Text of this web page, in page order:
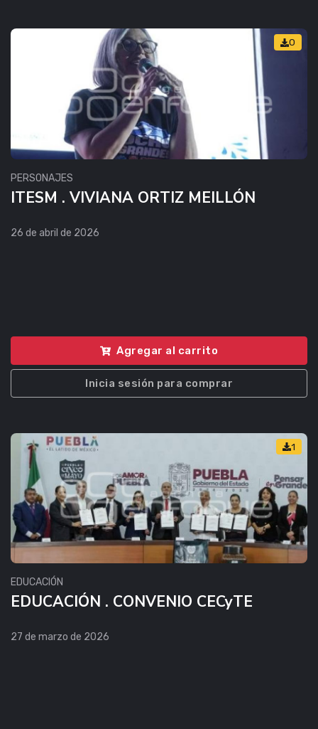
0
PERSONAJES
ITESM . VIVIANA ORTIZ MEILLÓN
26 de abril de 2026
Agregar al carrito
Inicia sesión para comprar
1
EDUCACIÓN
EDUCACIÓN . CONVENIO CECyTE
27 de marzo de 2026